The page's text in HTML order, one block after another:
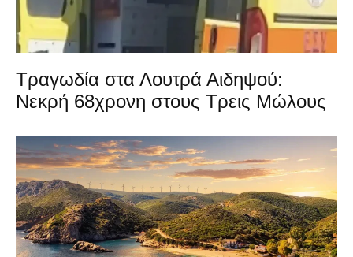
Τραγωδία στα Λουτρά Αιδηψού:
Νεκρή 68χρονη στους Τρεις Μώλους